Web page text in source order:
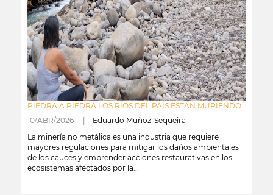
PIEDRA A PIEDRA LOS RÍOS DEL PAÍS ESTÁN MURIENDO
10/ABR/2026 | Eduardo Muñoz-Sequeira
La minería no metálica es una industria que requiere
mayores regulaciones para mitigar los daños ambientales
de los cauces y emprender acciones restaurativas en los
ecosistemas afectados por la...